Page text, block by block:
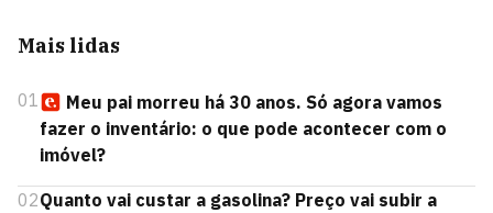
Mais lidas
01
Meu pai morreu há 30 anos. Só agora vamos
fazer o inventário: o que pode acontecer com o
imóvel?
02Quanto vai custar a gasolina? Preço vai subir a